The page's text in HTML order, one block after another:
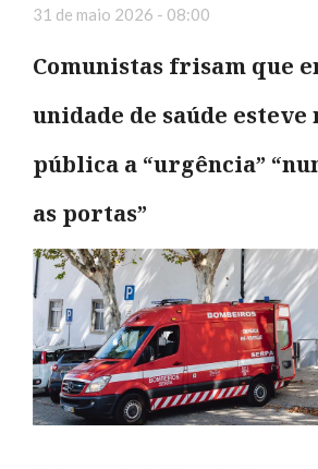
31 de maio 2026 - 08:00
Comunistas frisam que
unidade de saúde esteve
pública a “urgência”
as portas”